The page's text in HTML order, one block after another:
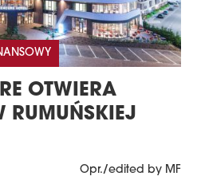
OTWIERA
RUMUŃSKIEJ
Opr./edited by MF